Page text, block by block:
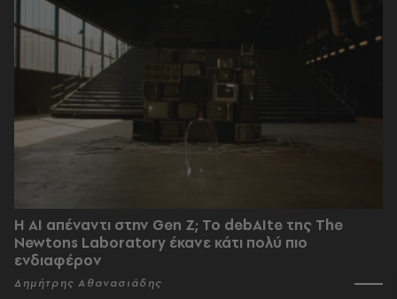
Η AI απέναντι στην Gen Z; Το debAIte της The
Newtons Laboratory έκανε κάτι πολύ πιο
ενδιαφέρον
Δημήτρης Αθανασιάδης